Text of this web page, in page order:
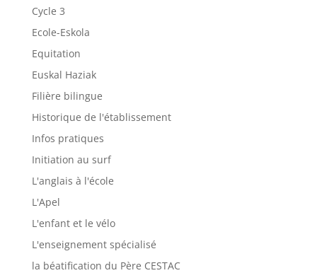
Cycle 3
Ecole-Eskola
Equitation
Euskal Haziak
Filière bilingue
Historique de l'établissement
Infos pratiques
Initiation au surf
L'anglais à l'école
L'Apel
L'enfant et le vélo
L'enseignement spécialisé
la béatification du Père CESTAC